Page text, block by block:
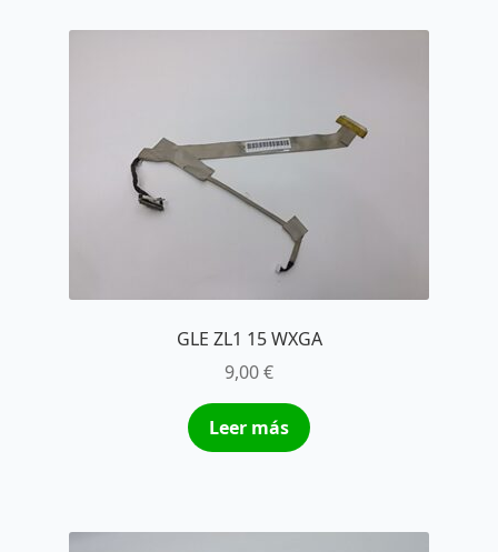
GLE ZL1 15 WXGA
9,00€
Leer más